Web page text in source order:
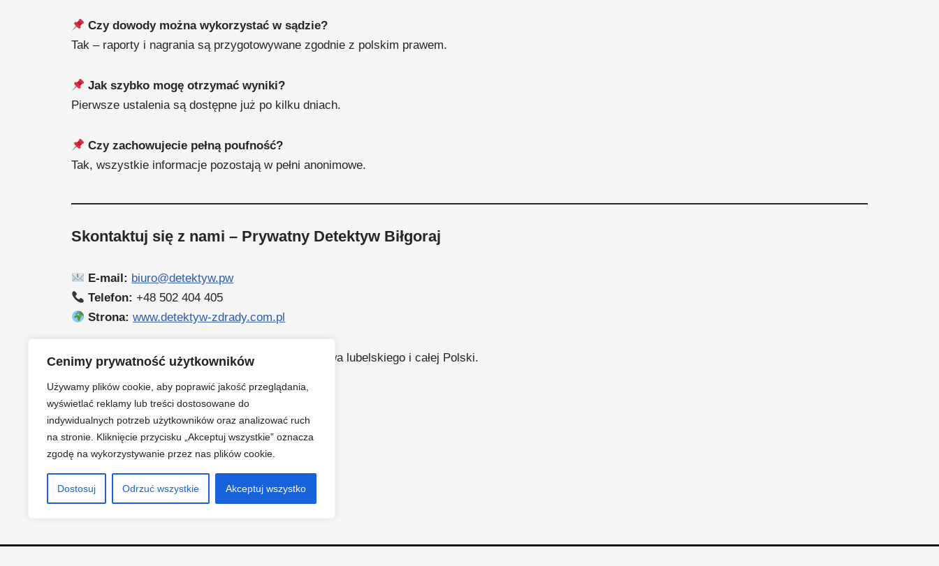
Cenimy prywatność użytkowników
Używamy plików cookie, aby poprawić jakość przeglądania,
wyświetlać reklamy lub treści dostosowane do
indywidualnych potrzeb użytkowników oraz analizować ruch
na stronie. Kliknięcie przycisku „Akceptuj wszystkie” oznacza
zgodę na wykorzystywanie przez nas plików cookie.
Dostosuj Odrzuć wszystkie Akceptuj wszystko
Czy dowody można wykorzystać w sądzie?
Tak – raporty i nagrania są przygotowywane zgodnie z polskim prawem.
Jak szybko mogę otrzymać wyniki?
Pierwsze ustalenia są dostępne już po kilku dniach.
Czy zachowujecie pełną poufność?
Tak, wszystkie informacje pozostają w pełni anonimowe.
Skontaktuj się z nami – Prywatny Detektyw Biłgoraj
E-mail: biuro@detektyw.pw
Telefon: +48 502 404 405
Strona: www.detektyw-zdrady.com.pl
Działamy 24/7 na terenie Biłgoraja, województwa lubelskiego i całej Polski.
Cennik
Poszukiwanie osób zaginionych.
O mnie